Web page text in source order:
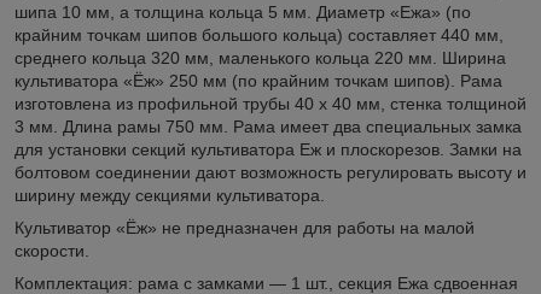
шипа 10 мм, а толщина кольца 5 мм. Диаметр «Ежа» (по
крайним точкам шипов большого кольца) составляет 440 мм,
среднего кольца 320 мм, маленького кольца 220 мм. Ширина
культиватора «Ёж» 250 мм (по крайним точкам шипов). Рама
изготовлена из профильной трубы 40 х 40 мм, стенка толщиной
3 мм. Длина рамы 750 мм. Рама имеет два специальных замка
для установки секций культиватора Еж и плоскорезов. Замки на
болтовом соединении дают возможность регулировать высоту и
ширину между секциями культиватора.
Культиватор «Ёж» не предназначен для работы на малой
скорости.
Комплектация: рама с замками — 1 шт., секция Ежа сдвоенная